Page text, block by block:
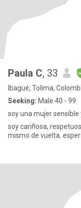
Paula C, 33
Ibagué, Tolima,
Seeking: Male 40 - 99
soy una mujer
soy cariñosa,
mismo de vuelta.